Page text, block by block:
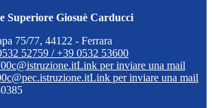
Superiore Giosuè Carducci
75/77, 44122 - Ferrara
52759 / +39 0532 53600
Link per inviare una mail
Link per inviare una mail